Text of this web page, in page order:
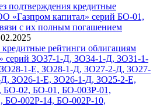
подтверждения кредитные
«Газпром капитал» серий БО-01,
с их полным погашением
рейтинги облигациям
серий ЗО37-1-Д, ЗО34-1-Д, ЗО31-1-
1-E, ЗО28-1-Д, ЗО27-2-Д, ЗО27-
ЗО26-1-Е, ЗО26-1-Д, ЗО25-2-Е,
02, БО-01, БО-003Р-01,
БО-002Р-14, БО-002Р-10,